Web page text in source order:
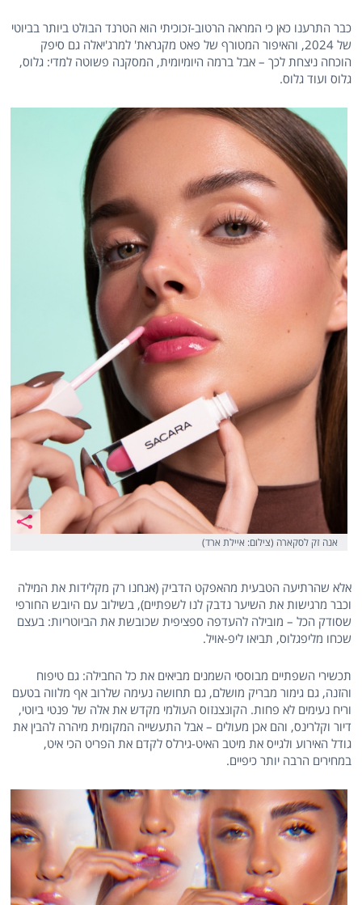
כבר התרענו כאן כי המראה הרטוב-זכוכיתי הוא הטרנד הבולט ביותר בביוטי
של 2024, והאיפור המטורף של פאט מקגראת' למרג'יאלה גם סיפק
הוכחה ניצחת לכך – אבל ברמה היומיומית, המסקנה פשוטה למדי: גלוס,
גלוס ועוד גלוס.
אנה זק לסקארה (צילום: איילת ארד)
אלא שהרתיעה הטבעית מהאפקט הדביק (אנחנו רק מקלידות את המילה
וכבר מרגישות את השיער נדבק לנו לשפתיים), בשילוב עם היובש החורפי
שסודק הכל – מובילה להעדפה ספציפית שכובשת את הביוטריות: בעצם
שכחו מליפגלוס, תביאו ליפ-אויל.
תכשירי השפתיים מבוססי השמנים מביאים את כל החבילה: גם טיפוח
והזנה, גם גימור מבריק מושלם, גם תחושה נעימה שלרוב אף מלווה בטעם
וריח נעימים לא פחות. הקונצנזוס העולמי מקדש את אלה של פנטי ביוטי,
דיור וקלרינס, והם אכן מעולים – אבל התעשייה המקומית מיהרה להבין את
גודל האירוע ולגייס את מיטב האיט-גירלס לקדם את הפריט הכי איט,
במחירים הרבה יותר כיפיים.